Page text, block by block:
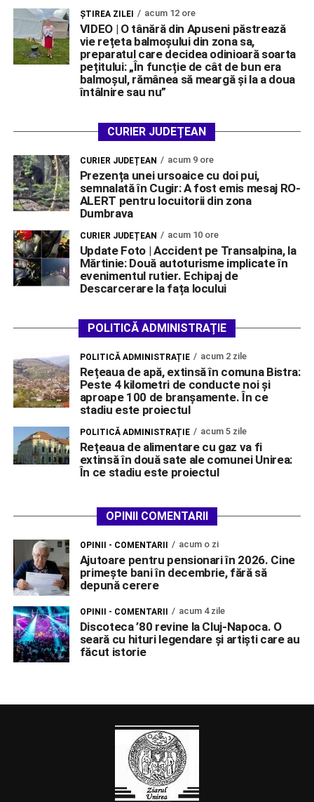
ŞTIREA ZILEI acum 12 ore
VIDEO | O tânără din Apuseni păstrează
vie rețeta balmoșului din zona sa,
preparatul care decidea odinioară soarta
pețitului: „În funcție de cât de bun era
balmoșul, rămânea să meargă și la a doua
întâlnire sau nu”
CURIER JUDEȚEAN
CURIER JUDEȚEAN acum 9 ore
Prezența unei ursoaice cu doi pui,
semnalată în Cugir: A fost emis mesaj RO-
ALERT pentru locuitorii din zona
Dumbrava
CURIER JUDEȚEAN acum 10 ore
Update Foto | Accident pe Transalpina, la
Mărtinie: Două autoturisme implicate în
evenimentul rutier. Echipaj de
Descarcerare la fața locului
POLITICĂ ADMINISTRAȚIE
POLITICĂ ADMINISTRAȚIE acum 2 zile
Rețeaua de apă, extinsă în comuna Bistra:
Peste 4 kilometri de conducte noi și
aproape 100 de branșamente. În ce
stadiu este proiectul
POLITICĂ ADMINISTRAȚIE acum 5 zile
Rețeaua de alimentare cu gaz va fi
extinsă în două sate ale comunei Unirea:
În ce stadiu este proiectul
OPINII COMENTARII
OPINII - COMENTARII acum o zi
Ajutoare pentru pensionari în 2026. Cine
primește bani în decembrie, fără să
depună cerere
OPINII - COMENTARII acum 4 zile
Discoteca ’80 revine la Cluj-Napoca. O
seară cu hituri legendare și artiști care au
făcut istorie